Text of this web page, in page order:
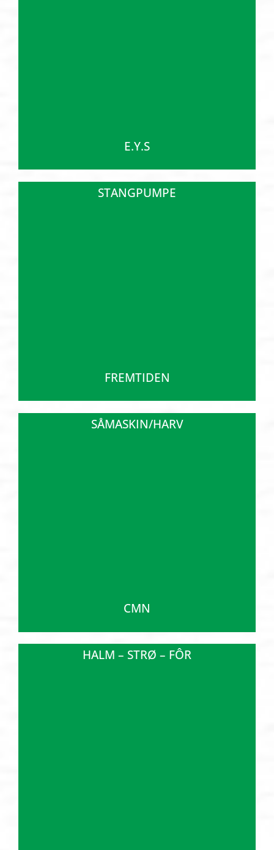
E.Y.S
STANGPUMPE
FREMTIDEN
SÅMASKIN/HARV
CMN
HALM – STRØ – FÔR